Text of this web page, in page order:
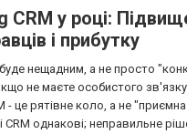
CRM у році:
і прибутку
нещадним, а не просто
не маєте особистого
- це рятівне коло, а не "приємна
CRM однакові; неправильне